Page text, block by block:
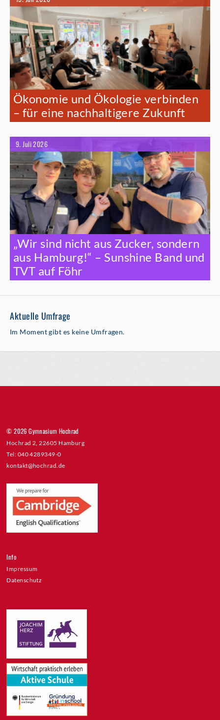
Ökonomie und Ökologie verbinden
– für eine nachhaltigere Zukunft
9. Juli 2026
„Wir sind nicht aus Zucker, sondern
aus Hamburg!“ – Sunshine Band und
TVT auf Föhr
Aktuelle Umfrage
Im Moment gibt es keine Umfragen.
© 2026 Gymnasium Hochrad
Hochrad 2, 22605 Hamburg
Tel: 040 4289349-0
kontakt@hochrad.de
Info
Impressum
Datenschutz